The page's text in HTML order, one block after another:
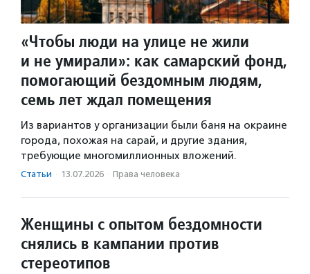
«Чтобы люди на улице не жили
и не умирали»: как самарский фонд,
помогающий бездомным людям,
семь лет ждал помещения
Из вариантов у организации были баня на окраине
города, похожая на сарай, и другие здания,
требующие многомиллионных вложений.
Статьи · 13.07.2026 · Права человека
Женщины с опытом бездомности
снялись в кампании против
стереотипов